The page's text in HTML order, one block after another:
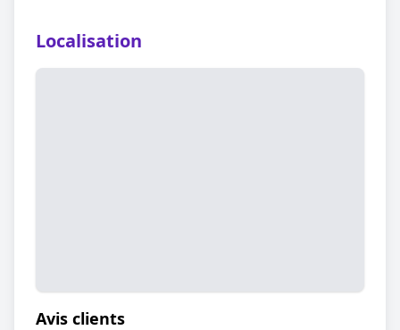
Localisation
Avis clients